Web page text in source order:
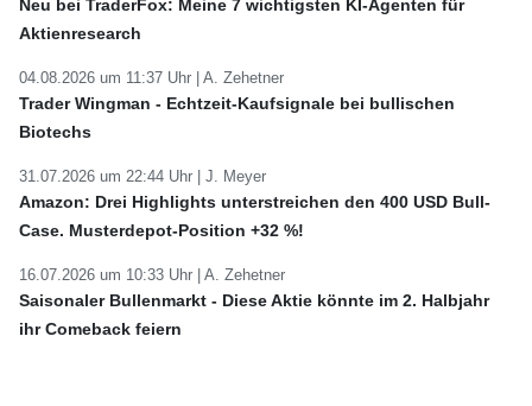
Neu bei TraderFox: Meine 7 wichtigsten KI-Agenten für
Aktienresearch
04.08.2026 um 11:37 Uhr | A. Zehetner
Trader Wingman - Echtzeit-Kaufsignale bei bullischen
Biotechs
31.07.2026 um 22:44 Uhr | J. Meyer
Amazon: Drei Highlights unterstreichen den 400 USD Bull-
Case. Musterdepot-Position +32 %!
16.07.2026 um 10:33 Uhr | A. Zehetner
Saisonaler Bullenmarkt - Diese Aktie könnte im 2. Halbjahr
ihr Comeback feiern